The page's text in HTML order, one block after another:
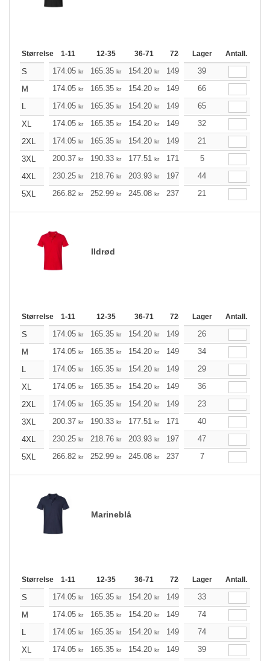
Størrelse 1-11 12-35 36-71 72-143 144-287
Lager Antall.
S 174.05 kr 165.35 kr 154.20 kr 149.19 141.72
39
M
174.05 kr 165.35 kr 154.20 kr 149.19 141.72
66
L
174.05 kr 165.35 kr 154.20 kr 149.19 141.72
65
XL
174.05 kr 165.35 kr 154.20 kr 149.19 141.72
32
2XL
174.05 kr 165.35 kr 154.20 kr 149.19 141.72
21
3XL
200.37 kr 190.33 kr 177.51 kr 171.71
5
4XL
230.25 kr 218.76 kr 203.93 kr 197.36 187.54
44
5XL
266.82 kr 252.99 kr 245.08 kr 237.27 225.34
21
Ildrød
Størrelse 1-11 12-35 36-71 72-143 144-287
Lager Antall.
S 174.05 kr 165.35 kr 154.20 kr 149.19 141.72
26
M
174.05 kr 165.35 kr 154.20 kr 149.19 141.72
34
L
174.05 kr 165.35 kr 154.20 kr 149.19 141.72
29
XL
174.05 kr 165.35 kr 154.20 kr 149.19 141.72
36
2XL
174.05 kr 165.35 kr 154.20 kr 149.19 141.72
23
3XL
200.37 kr 190.33 kr 177.51 kr 171.71 163.12
40
4XL
230.25 kr 218.76 kr 203.93 kr 197.36 187.54
47
5XL
266.82 kr 252.99 kr 245.08 kr 237.27 7
Marineblå
Størrelse 1-11 12-35 36-71 72-143 144-287
Lager Antall.
S 174.05 kr 165.35 kr 154.20 kr 149.19 141.72
33
M
174.05 kr 165.35 kr 154.20 kr 149.19 141.72
74
L
174.05 kr 165.35 kr 154.20 kr 149.19 141.72
74
XL
174.05 kr 165.35 kr 154.20 kr 149.19 141.72
39